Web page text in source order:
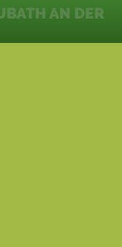
AN DER